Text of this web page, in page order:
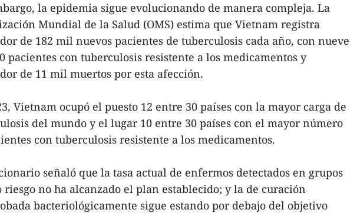
la epidemia sigue evolucionando de manera compleja. La
Mundial de la Salud (OMS) estima que Vietnam registra
de 182 mil nuevos pacientes de tuberculosis cada año, con nueve
pacientes con tuberculosis resistente a los medicamentos y
de 11 mil muertos por esta afección.
Vietnam ocupó el puesto 12 entre 30 países con la mayor carga de
del mundo y el lugar 10 entre 30 países con el mayor número
con tuberculosis resistente a los medicamentos.
señaló que la tasa actual de enfermos detectados en grupos
riesgo no ha alcanzado el plan establecido; y la de curación
bacteriológicamente sigue estando por debajo del objetivo